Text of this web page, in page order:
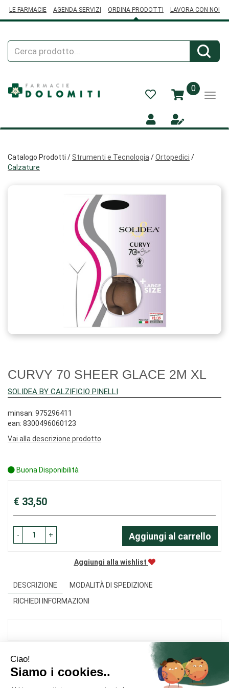
LE FARMACIE AGENDA SERVIZI ORDINA PRODOTTI LAVORA CON NOI
Cerca
Prodotto
0prodotti
inseriti
Catalogo Prodotti / Strumenti e Tecnologia /Ortopedici /
Calzature
CURVY 70 SHEER GLACE 2M XL
SOLIDEA BY CALZIFICIO PINELLI
minsan: 975296411
ean: 8300496060123
Vai alla descrizione prodotto
Buona Disponibilità
Prezzo
€ 33,50
- + Aggiungi al carrello
Aggiungi alla wishlist
DESCRIZIONE
MODALITÀ DI SPEDIZIONE
RICHIEDI INFORMAZIONI
Link Veloci